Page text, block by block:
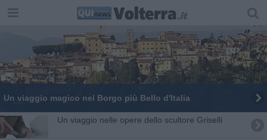
Un viaggio magico nel Borgo più Bello d'Italia
Un viaggio nelle opere dello scultore Griselli